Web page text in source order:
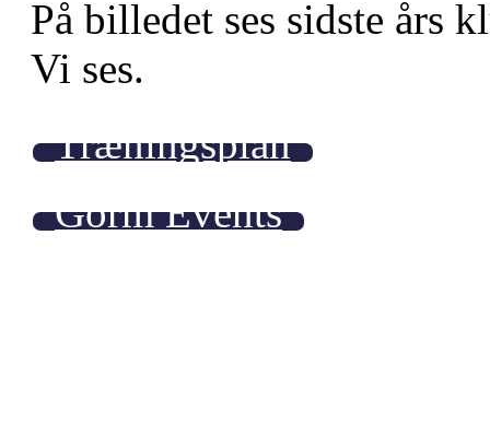
På billedet ses sidste års
Vi ses.
Træningsplan
Gorm Events